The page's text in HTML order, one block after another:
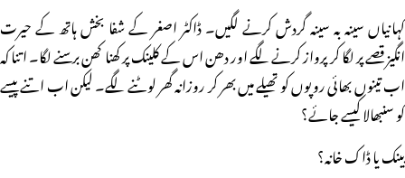
کہانیاں سینہ بہ سینہ گردش کرنے لگیں۔ ڈاکٹر اصغر کے شفا بخش ہاتھ کے حیرت
انگیز قصے پر لگا کر پرواز کرنے لگے اور دھن اس کے کلینک پر کھنا کھن برسنے لگا۔ اتنا کہ
اب تینوں بھائی روپوں کو تھیلے میں بھر کر روزانہ گھر لوٹنے لگے۔ لیکن اب اتنے پیسے
کو سنبھالا کیسے جائے؟
بینک یا ڈاک خانہ؟